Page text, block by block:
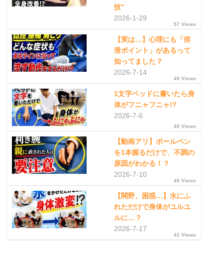
技”
2026-1-29
57 Views
【実は…】心理にも「排
泄ポイント」があるって
知ってました？
2026-7-14
49 Views
1文字ベッドに書いたら身
体がフニャフニャ!?
2026-7-6
49 Views
【動画アリ】ボールペン
を1本握るだけで、不調の
原因がわかる！？
2026-7-10
45 Views
【関野、困惑…】水にふ
れただけで身体がユルユ
ルに…？
2026-7-17
41 Views